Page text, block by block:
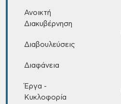
Ανοικτή
Διακυβέρνηση
Διαβουλεύσεις
Διαφάνεια
Έργα -
Κυκλοφορία